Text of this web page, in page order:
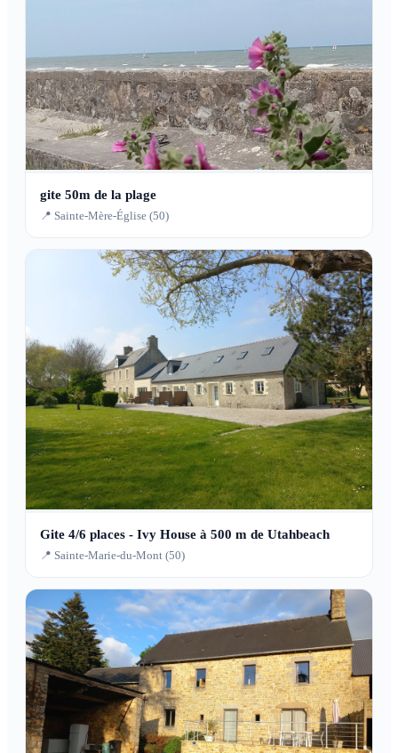
gite 50m de la plage
📍 Sainte-Mère-Église (50)
Gite 4/6 places - Ivy House à 500 m de Utahbeach
📍 Sainte-Marie-du-Mont (50)